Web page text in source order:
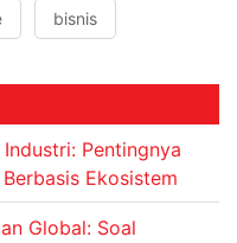
bisnis
Pentingnya
Ekosistem
Global: Soal